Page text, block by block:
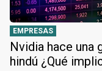
EMPRESAS
Nvidia hace una
hindú ¿Qué